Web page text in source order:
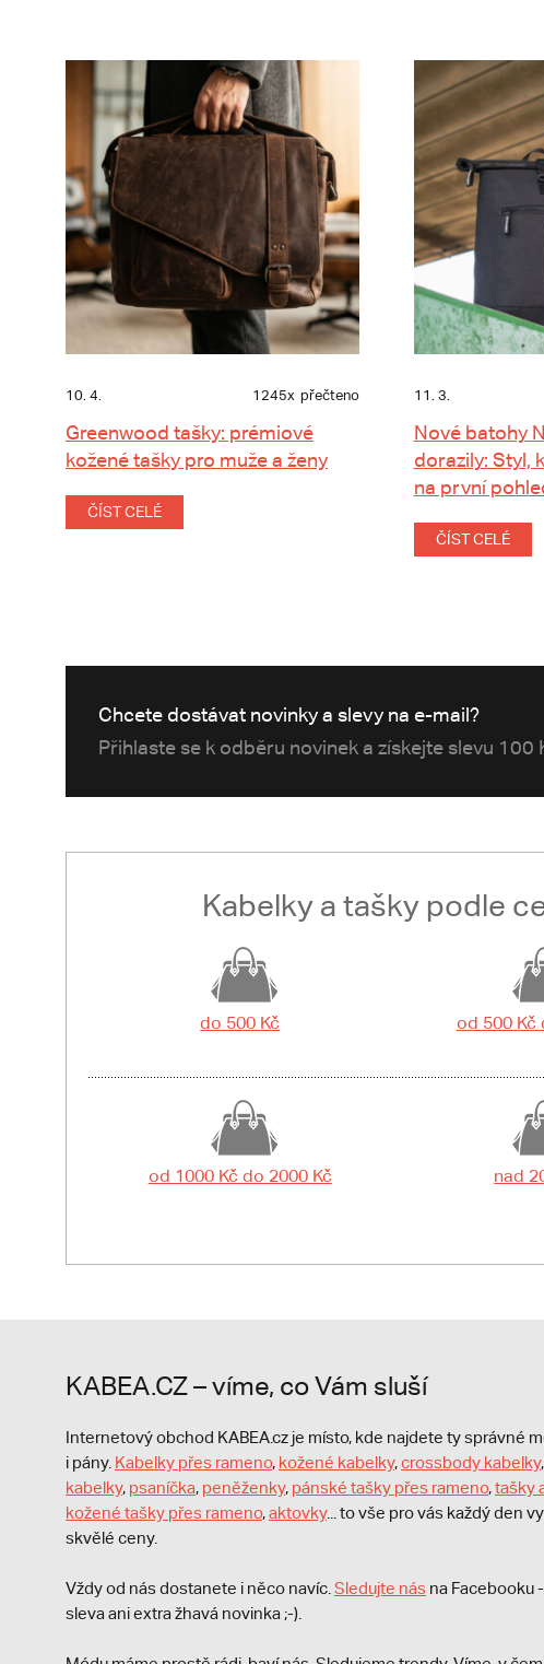
10. 4. 1245x přečteno
Greenwood tašky: prémiové
kožené tašky pro muže a ženy
ČÍST CELÉ
11. 3.
Nové batohy
dorazily: Styl,
na první
ČÍST CELÉ
Chcete dostávat novinky a slevy na e-mail?
Přihlaste se k odběru novinek a získejte slevu 100
Kabelky a tašky podle
do 500 Kč od 500 Kč
od 1000 Kč do 2000 Kč nad
KABEA.CZ – víme, co Vám sluší
Internetový obchod KABEA.cz je místo, kde najdete ty správné
i pány. Kabelky přes rameno, kožené kabelky,crossbody kabelky,
kabelky, psaníčka, peněženky, pánské tašky přes rameno,tašky
kožené tašky přes rameno,aktovky... to vše pro vás každý den
skvělé ceny.
Vždy od nás dostanete i něco navíc. Sledujte nás na Facebooku
sleva ani extra žhavá novinka ;-).